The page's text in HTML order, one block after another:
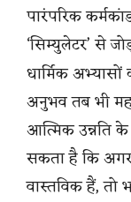
पारंपरिक
‘सिम्युलेटर’ से
धार्मिक
अनुभव तब भी
आत्मिक उन्नति के
सकता है कि
वास्तविक हैं, तो